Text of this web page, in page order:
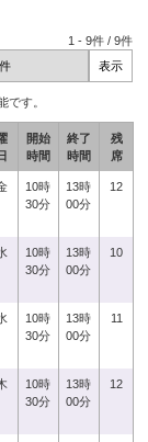
1 -9件 /9件
です。
開始
時間
終了
時間
残
席
10時
30分
13時
00分
12
10時
30分
13時
00分
10
10時
30分
13時
00分
11
10時
30分
13時
00分
12